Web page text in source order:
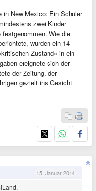
in New Mexico: Ein Schüler
zwei Kinder
festgenommen. Wie die
wurden ein 14-
Zustand» in ein
ereignete sich der
der Zeitung, der
gezielt ins Gesicht
15. Januar 2014